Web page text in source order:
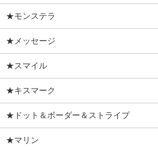
★モンステラ
★メッセージ
★スマイル
★キスマーク
★ドット＆ボーダー＆ストライプ
★マリン